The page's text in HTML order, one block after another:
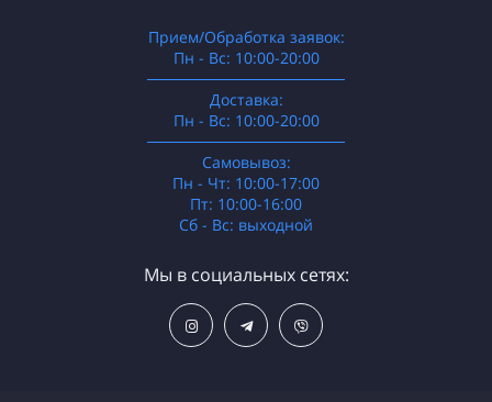
Прием/Обработка заявок:
Пн - Вс: 10:00-20:00
──────────────────
Доставка:
Пн - Вс: 10:00-20:00
──────────────────
Самовывоз:
Пн - Чт: 10:00-17:00
Пт: 10:00-16:00
Сб - Вс: выходной
Мы в социальных сетях: